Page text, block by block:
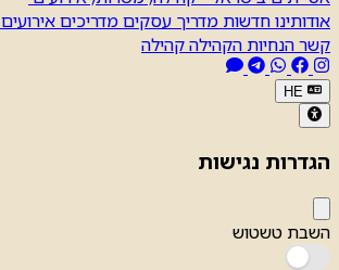
אודותינוחדשות מדריך עסקיםמדריכיםאירועים
קשרהנחיות הקהילהקהילה
HE
הגדרות נגישות
השבת טשטוש